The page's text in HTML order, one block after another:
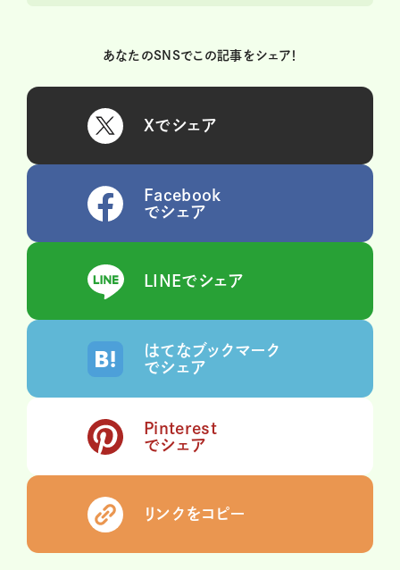
あなたのSNSでこの記事をシェア！
Xでシェア
Facebook
でシェア
LINEでシェア
はてなブックマーク
でシェア
Pinterest
でシェア
リンクをコピー